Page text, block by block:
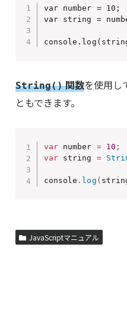
var number = 10;
var string =
String()関数を使用し
ともできます。
var number = 10 ;
var string =
console . log (
JavaScriptマニュアル